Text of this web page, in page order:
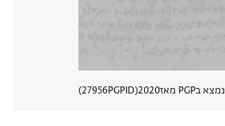
נמצא בPGP מאז 2020
PGPID
27956